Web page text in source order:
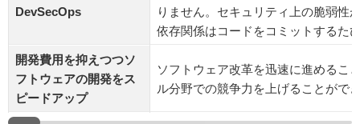
DevSecOps
りません。セキュリティ上の脆弱性
依存関係はコードをコミットするた
開発費用を抑えつつソ
フトウェアの開発をス
ピードアップ
ソフトウェア改革を迅速に進めるこ
ル分野での競争力を上げることがで